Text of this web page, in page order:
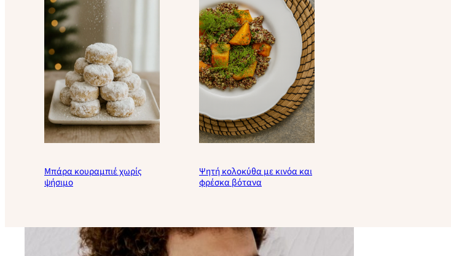
Μπάρα κουραμπιέ χωρίς
ψήσιμο
Ψητή κολοκύθα με κινόα και
φρέσκα βότανα